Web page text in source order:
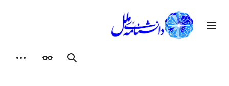
محتوامنوی اصلی
جستجوظاهر